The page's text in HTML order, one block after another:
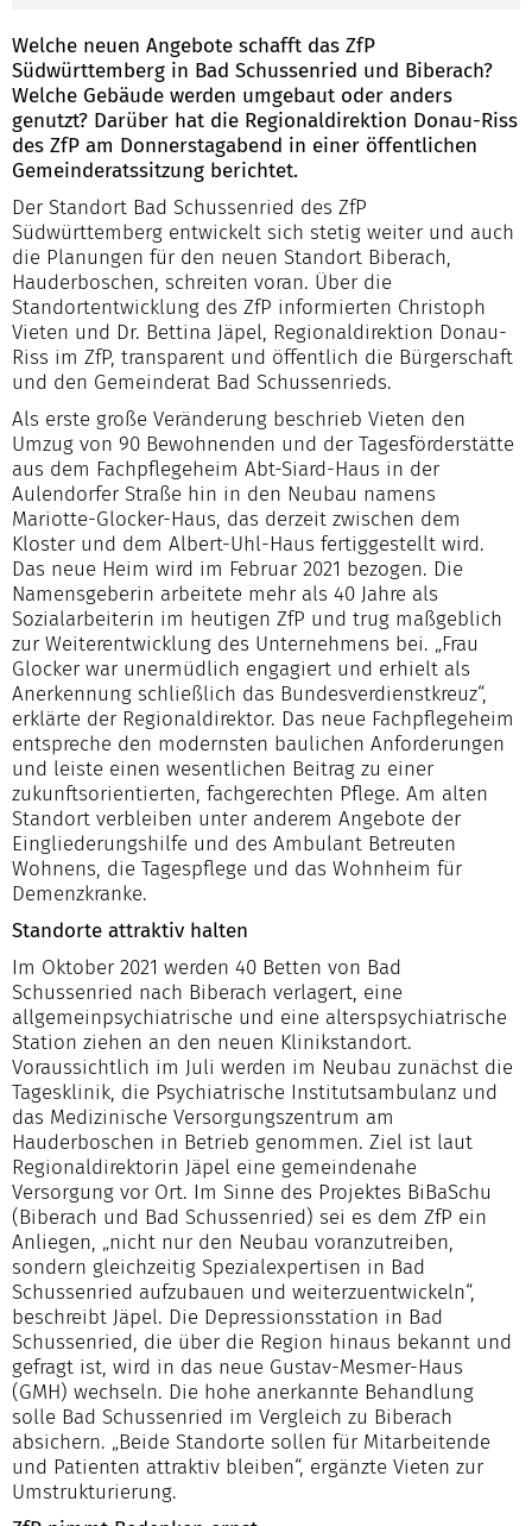
Welche neuen Angebote schafft das ZfP
Südwürttemberg in Bad Schussenried und Biberach?
Welche Gebäude werden umgebaut oder anders
genutzt? Darüber hat die Regionaldirektion Donau-Riss
des ZfP am Donnerstagabend in einer öffentlichen
Gemeinderatssitzung berichtet.
Der Standort Bad Schussenried des ZfP
Südwürttemberg entwickelt sich stetig weiter und auch
die Planungen für den neuen Standort Biberach,
Hauderboschen, schreiten voran. Über die
Standortentwicklung des ZfP informierten Christoph
Vieten und Dr. Bettina Jäpel, Regionaldirektion Donau-
Riss im ZfP, transparent und öffentlich die Bürgerschaft
und den Gemeinderat Bad Schussenrieds.
Als erste große Veränderung beschrieb Vieten den
Umzug von 90 Bewohnenden und der Tagesförderstätte
aus dem Fachpflegeheim Abt-Siard-Haus in der
Aulendorfer Straße hin in den Neubau namens
Mariotte-Glocker-Haus, das derzeit zwischen dem
Kloster und dem Albert-Uhl-Haus fertiggestellt wird.
Das neue Heim wird im Februar 2021 bezogen. Die
Namensgeberin arbeitete mehr als 40 Jahre als
Sozialarbeiterin im heutigen ZfP und trug maßgeblich
zur Weiterentwicklung des Unternehmens bei. „Frau
Glocker war unermüdlich engagiert und erhielt als
Anerkennung schließlich das Bundesverdienstkreuz“,
erklärte der Regionaldirektor. Das neue Fachpflegeheim
entspreche den modernsten baulichen Anforderungen
und leiste einen wesentlichen Beitrag zu einer
zukunftsorientierten, fachgerechten Pflege. Am alten
Standort verbleiben unter anderem Angebote der
Eingliederungshilfe und des Ambulant Betreuten
Wohnens, die Tagespflege und das Wohnheim für
Demenzkranke.
Standorte attraktiv halten
Im Oktober 2021 werden 40 Betten von Bad
Schussenried nach Biberach verlagert, eine
allgemeinpsychiatrische und eine alterspsychiatrische
Station ziehen an den neuen Klinikstandort.
Voraussichtlich im Juli werden im Neubau zunächst die
Tagesklinik, die Psychiatrische Institutsambulanz und
das Medizinische Versorgungszentrum am
Hauderboschen in Betrieb genommen. Ziel ist laut
Regionaldirektorin Jäpel eine gemeindenahe
Versorgung vor Ort. Im Sinne des Projektes BiBaSchu
(Biberach und Bad Schussenried) sei es dem ZfP ein
Anliegen, „nicht nur den Neubau voranzutreiben,
sondern gleichzeitig Spezialexpertisen in Bad
Schussenried aufzubauen und weiterzuentwickeln“,
beschreibt Jäpel. Die Depressionsstation in Bad
Schussenried, die über die Region hinaus bekannt und
gefragt ist, wird in das neue Gustav-Mesmer-Haus
(GMH) wechseln. Die hohe anerkannte Behandlung
solle Bad Schussenried im Vergleich zu Biberach
absichern. „Beide Standorte sollen für Mitarbeitende
und Patienten attraktiv bleiben“, ergänzte Vieten zur
Umstrukturierung.